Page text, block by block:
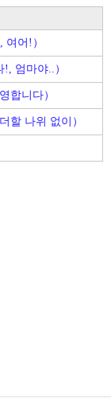
어!）
엄마야..）
합니다）
할 나위 없이）